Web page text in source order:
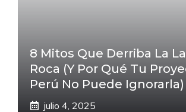
8 Mitos Que Derriba La
Roca (Y Por Qué Tu
Perú No Puede Ignorarla)
julio 4, 2025